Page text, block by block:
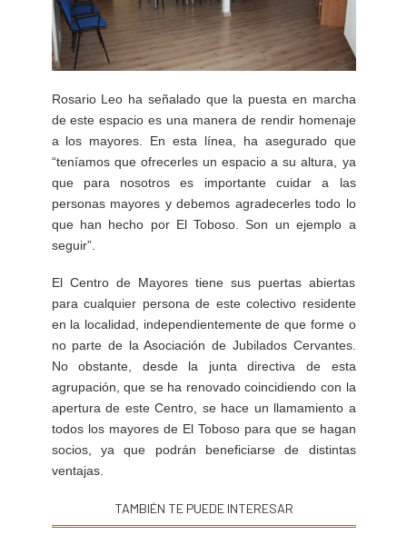
Rosario Leo ha señalado que la puesta en marcha
de este espacio es una manera de rendir homenaje
a los mayores. En esta línea, ha asegurado que
“teníamos que ofrecerles un espacio a su altura, ya
que para nosotros es importante cuidar a las
personas mayores y debemos agradecerles todo lo
que han hecho por El Toboso. Son un ejemplo a
seguir”.
El Centro de Mayores tiene sus puertas abiertas
para cualquier persona de este colectivo residente
en la localidad, independientemente de que forme o
no parte de la Asociación de Jubilados Cervantes.
No obstante, desde la junta directiva de esta
agrupación, que se ha renovado coincidiendo con la
apertura de este Centro, se hace un llamamiento a
todos los mayores de El Toboso para que se hagan
socios, ya que podrán beneficiarse de distintas
ventajas.
TAMBIÉN TE PUEDE INTERESAR